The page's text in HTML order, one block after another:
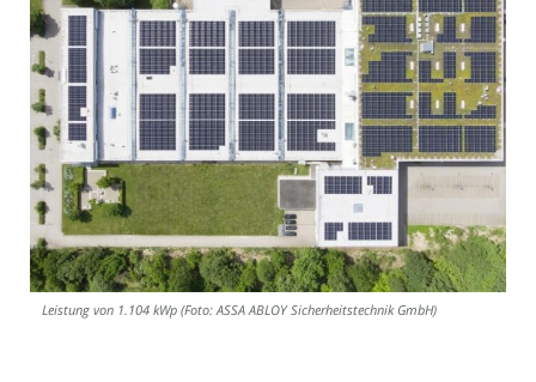
Leistung von 1.104 kWp (Foto: ASSA ABLOY Sicherheitstechnik GmbH)